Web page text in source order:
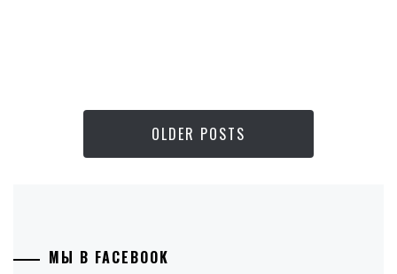
OLDER POSTS
МЫ В FACEBOOK